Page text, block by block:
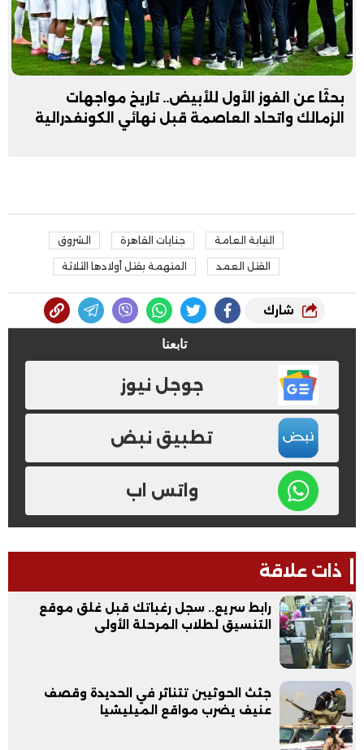
بحثًا عن الفوز الأول للأبيض.. تاريخ مواجهات
الزمالك واتحاد العاصمة قبل نهائي الكونفدرالية
النيابة العامة جنايات القاهرة الشروق
القتل العمد المتهمة بقتل أولادها الثلاثة
شارك
تابعنا
جوجل نيوز
تطبيق نبض
واتس اب
ذات علاقة
رابط سريع.. سجل رغباتك قبل غلق موقع
التنسيق لطلاب المرحلة الأولى
جثث الحوثيين تتناثر في الحديدة وقصف
عنيف يضرب مواقع الميليشيا